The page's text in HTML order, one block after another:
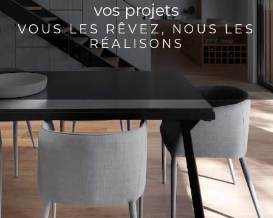
vos projets
VOUS LES RÊVEZ, NOUS LES
RÉALISONS